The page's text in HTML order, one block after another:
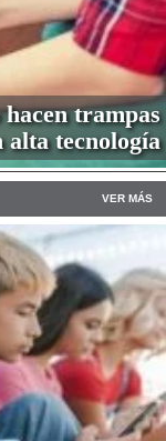
trampas
alta tecnología
VER MÁS